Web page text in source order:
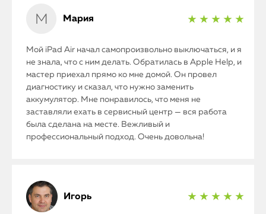
iPhone
MacBook
iPad
Мария ★ ★ ★ ★ ★
Мой iPad Air начал самопроизвольно выключаться, и я
не знала, что с ним делать. Обратилась в Apple Help, и
мастер приехал прямо ко мне домой. Он провел
диагностику и сказал, что нужно заменить
аккумулятор. Мне понравилось, что меня не
заставляли ехать в сервисный центр — вся работа
была сделана на месте. Вежливый и
профессиональный подход. Очень довольна!
Игорь ★ ★ ★ ★ ★